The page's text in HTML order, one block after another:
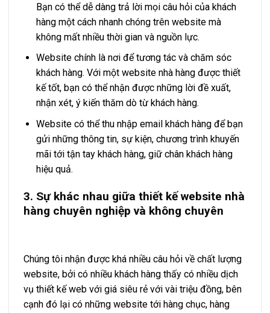
Bạn có thể dễ dàng trả lời mọi câu hỏi của khách
hàng một cách nhanh chóng trên website mà
không mất nhiều thời gian và nguồn lực.
Website chính là nơi để tương tác và chăm sóc
khách hàng. Với một website nhà hàng được thiết
kế tốt, bạn có thể nhận được những lời đề xuất,
nhận xét, ý kiến thăm dò từ khách hàng.
Website có thể thu nhập email khách hàng để bạn
gửi những thông tin, sự kiện, chương trình khuyến
mãi tới tận tay khách hàng, giữ chân khách hàng
hiệu quả.
3. Sự khác nhau giữa thiết kế website nhà
hàng chuyên nghiệp và không chuyên
Chúng tôi nhận được khá nhiều câu hỏi về chất lượng
website, bởi có nhiều khách hàng thấy có nhiều dịch
vụ thiết kế web với giá siêu rẻ với vài triệu đồng, bên
cạnh đó lại có những website tới hàng chục, hàng